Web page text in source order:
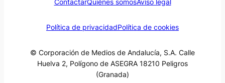
ContactarQuiénes somosAviso legal
Política de privacidadPolítica de cookies
© Corporación de Medios de Andalucía, S.A. Calle
Huelva 2, Polígono de ASEGRA 18210 Peligros
(Granada)